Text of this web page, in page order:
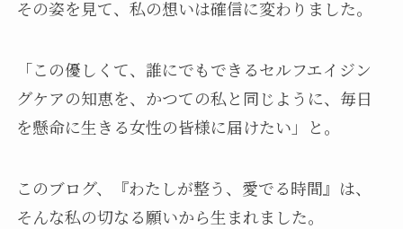
その姿を見て、私の想いは確信に変わりました。
「この優しくて、誰にでもできるセルフエイジン
グケアの知恵を、かつての私と同じように、毎日
を懸命に生きる女性の皆様に届けたい」と。
このブログ、『わたしが整う、愛でる時間』は、
そんな私の切なる願いから生まれました。